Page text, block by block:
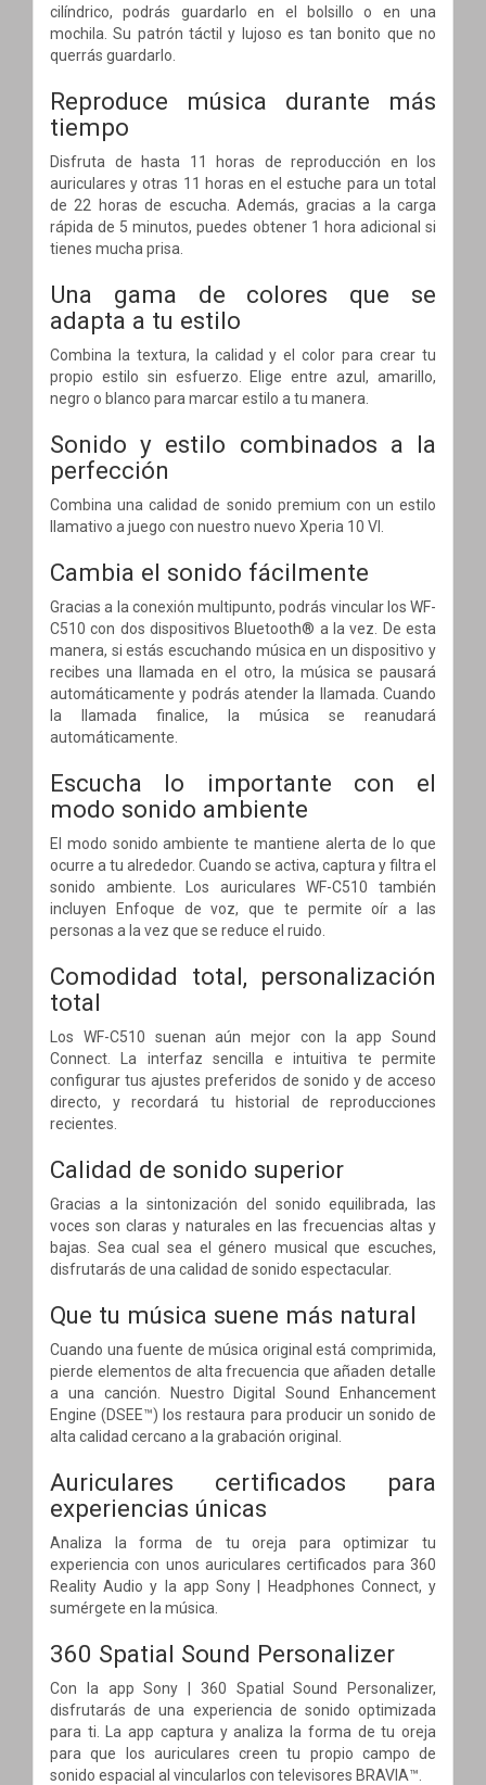
cilíndrico, podrás guardarlo en el bolsillo o en una
mochila. Su patrón táctil y lujoso es tan bonito que no
querrás guardarlo.
Reproduce música durante más
tiempo
Disfruta de hasta 11 horas de reproducción en los
auriculares y otras 11 horas en el estuche para un total
de 22 horas de escucha. Además, gracias a la carga
rápida de 5 minutos, puedes obtener 1 hora adicional si
tienes mucha prisa.
Una gama de colores que se
adapta a tu estilo
Combina la textura, la calidad y el color para crear tu
propio estilo sin esfuerzo. Elige entre azul, amarillo,
negro o blanco para marcar estilo a tu manera.
Sonido y estilo combinados a la
perfección
Combina una calidad de sonido premium con un estilo
llamativo a juego con nuestro nuevo Xperia 10 VI.
Cambia el sonido fácilmente
Gracias a la conexión multipunto, podrás vincular los WF-
C510 con dos dispositivos Bluetooth® a la vez. De esta
manera, si estás escuchando música en un dispositivo y
recibes una llamada en el otro, la música se pausará
automáticamente y podrás atender la llamada. Cuando
la llamada finalice, la música se reanudará
automáticamente.
Escucha lo importante con el
modo sonido ambiente
El modo sonido ambiente te mantiene alerta de lo que
ocurre a tu alrededor. Cuando se activa, captura y filtra el
sonido ambiente. Los auriculares WF-C510 también
incluyen Enfoque de voz, que te permite oír a las
personas a la vez que se reduce el ruido.
Comodidad total, personalización
total
Los WF-C510 suenan aún mejor con la app Sound
Connect. La interfaz sencilla e intuitiva te permite
configurar tus ajustes preferidos de sonido y de acceso
directo, y recordará tu historial de reproducciones
recientes.
Calidad de sonido superior
Gracias a la sintonización del sonido equilibrada, las
voces son claras y naturales en las frecuencias altas y
bajas. Sea cual sea el género musical que escuches,
disfrutarás de una calidad de sonido espectacular.
Que tu música suene más natural
Cuando una fuente de música original está comprimida,
pierde elementos de alta frecuencia que añaden detalle
a una canción. Nuestro Digital Sound Enhancement
Engine (DSEE™) los restaura para producir un sonido de
alta calidad cercano a la grabación original.
Auriculares certificados para
experiencias únicas
Analiza la forma de tu oreja para optimizar tu
experiencia con unos auriculares certificados para 360
Reality Audio y la app Sony | Headphones Connect, y
sumérgete en la música.
360 Spatial Sound Personalizer
Con la app Sony | 360 Spatial Sound Personalizer,
disfrutarás de una experiencia de sonido optimizada
para ti. La app captura y analiza la forma de tu oreja
para que los auriculares creen tu propio campo de
sonido espacial al vincularlos con televisores BRAVIA™.